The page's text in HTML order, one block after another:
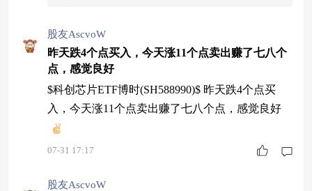
股友AscvoW
昨天跌4个点买入，今天涨11个点卖出赚了七八个
点，感觉良好
$科创芯片ETF博时(SH588990)$ 昨天跌4个点买
入，今天涨11个点卖出赚了七八个点，感觉良好
07-31 17:17
股友AscvoW